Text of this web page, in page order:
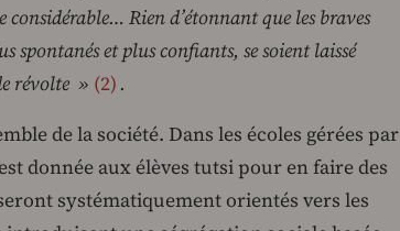
Rien d’étonnant que les braves
et plus confiants, se soient laissé
révolte » 2 .
de la société. Dans les écoles gérées par
donnée aux élèves tutsi pour en faire des
systématiquement orientés vers les